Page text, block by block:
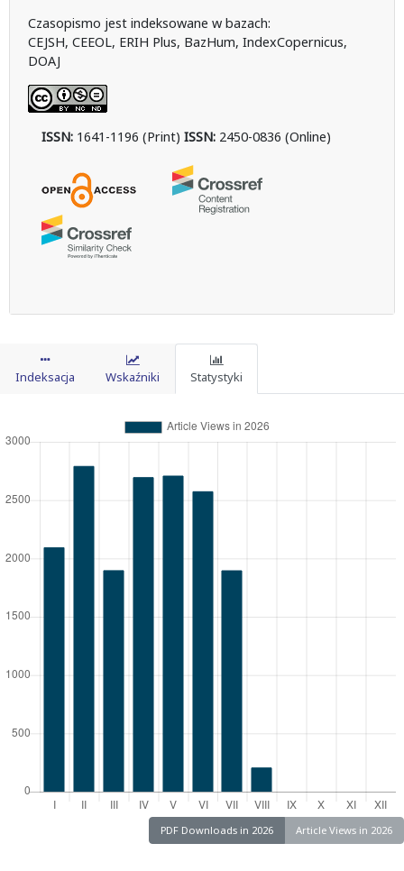
Czasopismo jest indeksowane w bazach:
CEJSH, CEEOL, ERIH Plus, BazHum, IndexCopernicus,
DOAJ
ISSN: 1641-1196 (Print) ISSN: 2450-0836 (Online)
Indeksacja Wskaźniki Statystyki
PDF Downloads in 2026 Article Views in 2026